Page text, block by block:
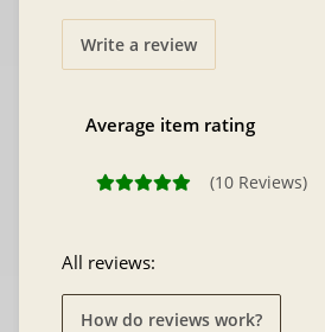
Average item rating
(10 Reviews)
Write a review
All reviews:
How do reviews work?